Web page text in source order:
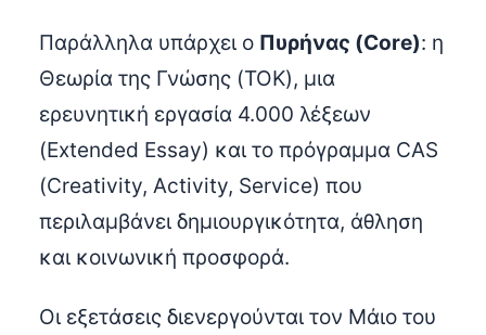
Παράλληλα υπάρχει ο Πυρήνας (Core): η
Θεωρία της Γνώσης (TOK), μια
ερευνητική εργασία 4.000 λέξεων
(Extended Essay) και το πρόγραμμα CAS
(Creativity, Activity, Service) που
περιλαμβάνει δημιουργικότητα, άθληση
και κοινωνική προσφορά.
Οι εξετάσεις διενεργούνται τον Μάιο του